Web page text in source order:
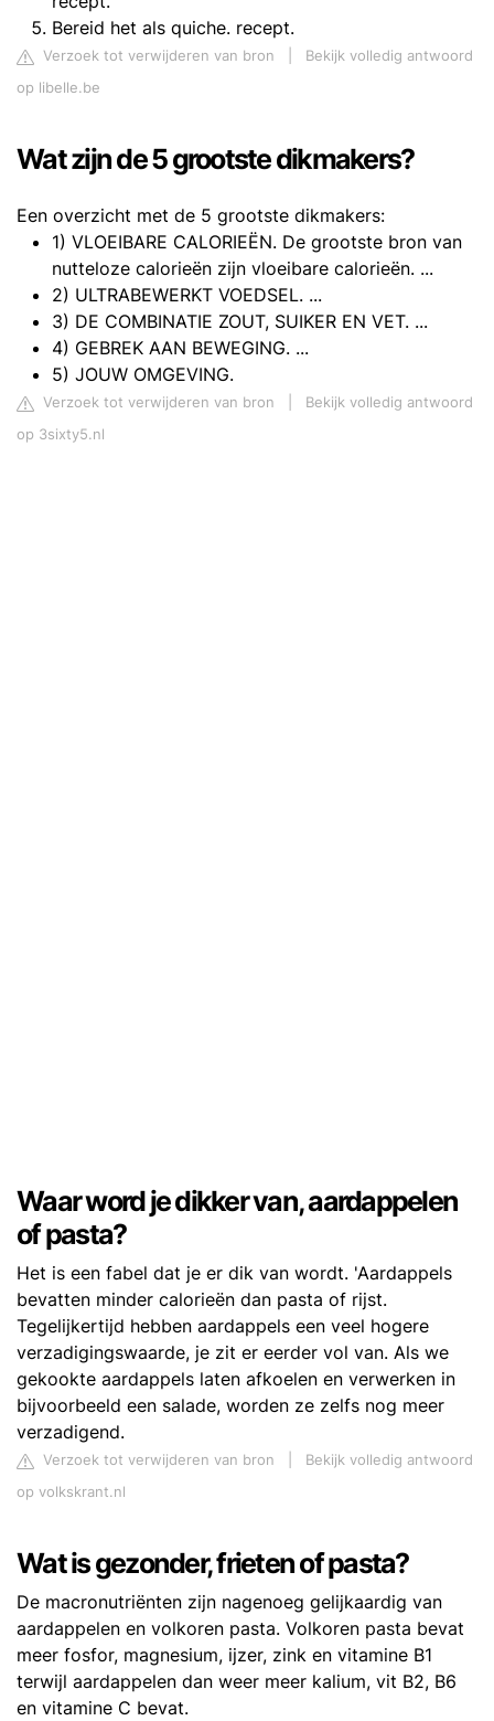
Bereid het als quiche. recept.
Verzoek tot verwijderen van bron
Bekijk volledig antwoord
op libelle.be
Wat zijn de 5 grootste dikmakers?
Een overzicht met de 5 grootste dikmakers:
1) VLOEIBARE CALORIEËN. De grootste bron van
nutteloze calorieën zijn vloeibare calorieën. ...
2) ULTRABEWERKT VOEDSEL. ...
3) DE COMBINATIE ZOUT, SUIKER EN VET. ...
4) GEBREK AAN BEWEGING. ...
5) JOUW OMGEVING.
Verzoek tot verwijderen van bron
Bekijk volledig antwoord
op 3sixty5.nl
Waar word je dikker van, aardappelen
of pasta?
Het is een fabel dat je er dik van wordt. 'Aardappels
bevatten minder calorieën dan pasta of rijst.
Tegelijkertijd hebben aardappels een veel hogere
verzadigingswaarde, je zit er eerder vol van. Als we
gekookte aardappels laten afkoelen en verwerken in
bijvoorbeeld een salade, worden ze zelfs nog meer
verzadigend.
Verzoek tot verwijderen van bron
Bekijk volledig antwoord
op volkskrant.nl
Wat is gezonder, frieten of pasta?
De macronutriënten zijn nagenoeg gelijkaardig van
aardappelen en volkoren pasta. Volkoren pasta bevat
meer fosfor, magnesium, ijzer, zink en vitamine B1
terwijl aardappelen dan weer meer kalium, vit B2, B6
en vitamine C bevat.